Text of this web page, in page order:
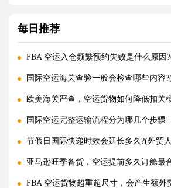
每日推荐
FBA 空运入仓频繁预约失败是什么原因
国际空运海关查验一般会检查哪些内容
欧美海关严查，空运货物如何降低扣关
国际空运完整运输流程分为哪几个步骤
节假日国际快递时效会延长多久?(外贸
亚马逊旺季备货，空运提前多久订舱最
FBA 空运货物超重超尺寸，会产生额外